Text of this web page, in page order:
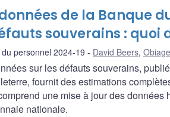
de la Banque
souverains : quoi
personnel 2024-19 David Beers,
sur les défauts souverains,
fournit des estimations
une mise à jour des
nationale.